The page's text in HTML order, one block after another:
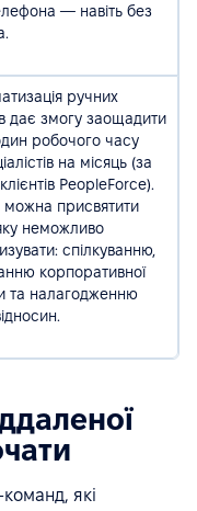
— навіть без
ручних
дає змогу заощадити
робочого часу
на місяць (за
PeopleForce).
присвятити
неможливо
спілкуванню,
корпоративної
та налагодженню
які